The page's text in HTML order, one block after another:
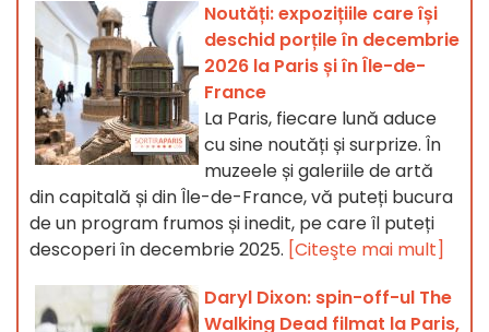
Noutăți: expozițiile care își
deschid porțile în decembrie
2026 la Paris și în Île-de-
France
La Paris, fiecare lună aduce
cu sine noutăți și surprize. În
muzeele și galeriile de artă
din capitală și din Île-de-France, vă puteți bucura
de un program frumos și inedit, pe care îl puteți
descoperi în decembrie 2025. [Citeşte mai mult]
Daryl Dixon: spin-off-ul The
Walking Dead filmat la Paris,